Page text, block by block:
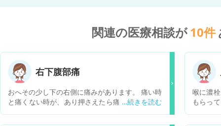
関連の医療相談が10件
右下腹部痛
おへその少し下の右側に痛みがあります。 痛い時
と痛くない時が、あり押さえたら痛いし、抑えな
喉に濃
もらっ